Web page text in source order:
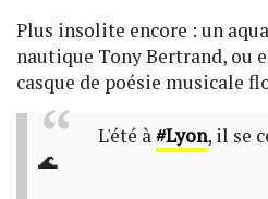
Plus insolite encore : un
nautique Tony Bertrand, ou
casque de poésie musicale
L'été à#Lyon, il se
🌊